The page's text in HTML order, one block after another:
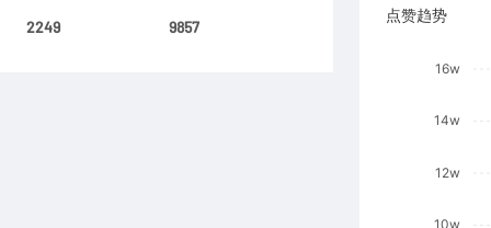
2249 9857
点赞趋势